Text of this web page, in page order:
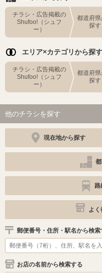
チラシ・広告掲載の
Shufoo!（シュフ
ー）
都道府県
探す
エリア×カテゴリから探す
チラシ・広告掲載の
Shufoo!（シュフ
ー）
都道府県
探す
他のチラシを探す
現在地から探す
路
よ
郵便番号・住所・駅名から検索
お店の名前から検索する